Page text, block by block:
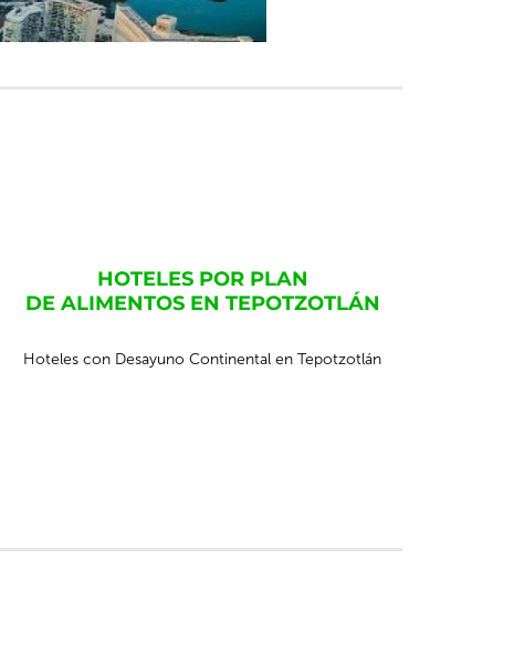
HOTELES POR PLAN
DE ALIMENTOS EN TEPOTZOTLÁN
Hoteles con Desayuno Continental en Tepotzotlán